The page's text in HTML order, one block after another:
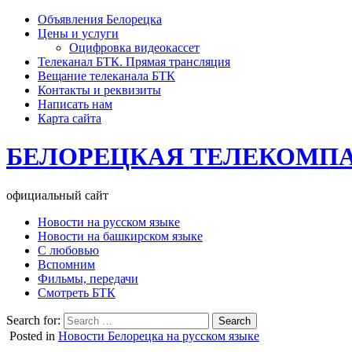
Объявления Белорецка
Цены и услуги
Оцифровка видеокассет
Телеканал БТК. Прямая трансляция
Вещание телеканала БТК
Контакты и реквизиты
Написать нам
Карта сайта
БЕЛОРЕЦКАЯ
официальный сайт
Новости на русском языке
Новости на башкирском языке
С любовью
Вспомним
Фильмы, передачи
Смотреть БТК
Search for:
Posted in Новости Белорецка на русском языке